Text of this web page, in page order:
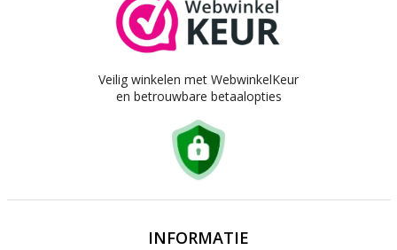
Veilig winkelen met WebwinkelKeur
en betrouwbare betaalopties
INFORMATIE